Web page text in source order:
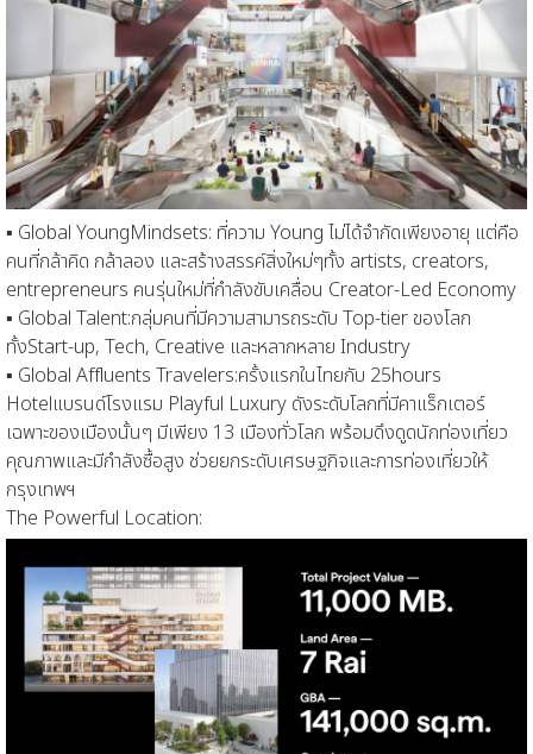
▪ Global YoungMindsets: ที่ความ Young ไม่ได้จำกัดเพียงอายุ แต่คือ
คนที่กล้าคิด กล้าลอง และสร้างสรรค์สิ่งใหม่ๆทั้ง artists, creators,
entrepreneurs คนรุ่นใหม่ที่กำลังขับเคลื่อน Creator-Led Economy
▪ Global Talent:กลุ่มคนที่มีความสามารถระดับ Top-tierของโลก
ทั้งStart-up, Tech, Creative และหลากหลาย Industry
▪ Global Affluents Travelers:ครั้งแรกในไทยกับ 25hours
Hotelแบรนด์โรงแรม Playful Luxury ดังระดับโลกที่มีคาแร็กเตอร์
เฉพาะของเมืองนั้นๆ มีเพียง 13 เมืองทั่วโลก พร้อมดึงดูดนักท่องเที่ยว
คุณภาพและมีกำลังซื้อสูง ช่วยยกระดับเศรษฐกิจและการท่องเที่ยวให้
กรุงเทพฯ
The Powerful Location: